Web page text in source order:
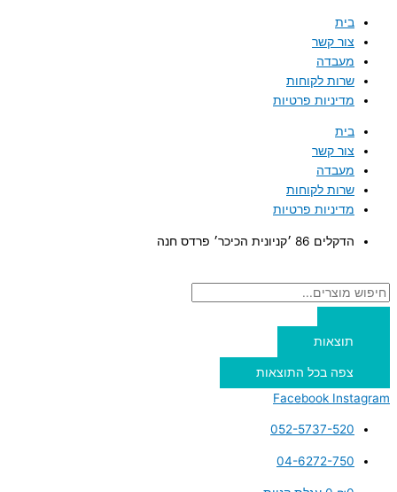
לתוכן
בית
צור קשר
מעבדה
שרות לקוחות
מדיניות פרטיות
בית
צור קשר
מעבדה
שרות לקוחות
מדיניות פרטיות
הדקלים 86 ׳קניונית הכיכר׳ פרדס חנה
תוצאות
צפה בכל התוצאות
Facebook Instagram
052-5737-520
04-6272-750